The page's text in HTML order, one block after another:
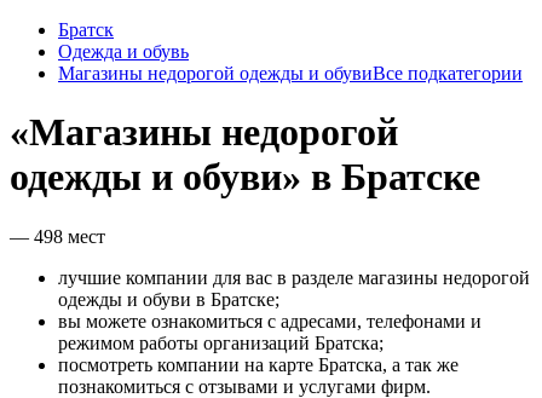
Братск
Одежда и обувь
Магазины недорогой одежды и обувиВсе подкатегории
«Магазины недорогой
одежды и обуви» в Братске
— 498 мест
лучшие компании для вас в разделе магазины недорогой
одежды и обуви в Братске;
вы можете ознакомиться с адресами, телефонами и
режимом работы организаций Братска;
посмотреть компании на карте Братска, а так же
познакомиться с отзывами и услугами фирм.